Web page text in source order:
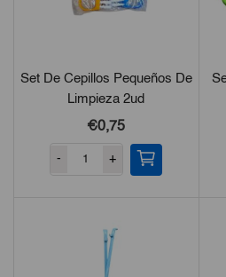
Set De Cepillos Pequeños De
Limpieza 2ud
€0,75
- +